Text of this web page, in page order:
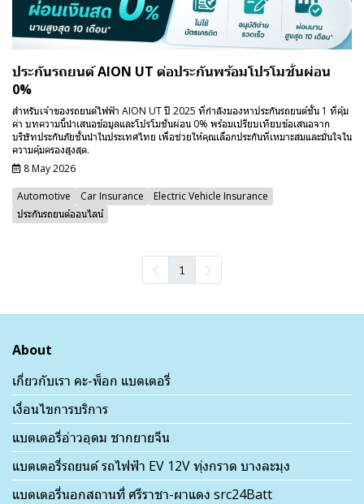
ประกันรถยนต์ AION UT ต่อประกันพร้อมโปรโมชั่นผ่อน
0%
สำหรับเจ้าของรถยนต์ไฟฟ้า AION UT ปี 2025 ที่กำลังมองหาประกันรถยนต์ชั้น 1 ที่คุ้ม
ค่า บทความนี้นำเสนอข้อมูลและโปรโมชั่นผ่อน 0% พร้อมเปรียบเทียบข้อเสนอจาก
บริษัทประกันภัยชั้นนำในประเทศไทย เพื่อช่วยให้คุณเลือกประกันที่เหมาะสมและมั่นใจใน
ความคุ้มครองสูงสุด.
8 May 2026
Automotive
Car Insurance
Electric Vehicle Insurance
ประกันรถยนต์ออนไลน์
1
About
เกี่ยวกับเรา คะ-พ็อก แบตเตอรี่
เงื่อนไขการบริการ
แบตเตอรี่อ่าวอุดม ชากยายจีน
แบตเตอรี่รถยนต์ รถไฟฟ้า EV 12V ทุ่งกราด บางละมุง
แบตเตอรี่นอกสถานที่ ศรีราชา-ผาแดง src24Batt